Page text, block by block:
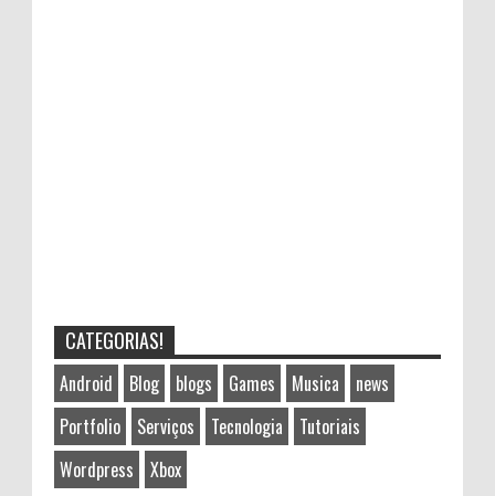
CATEGORIAS!
Android Blog blogs Games Musica
news
Portfolio
Serviços Tecnologia
Tutoriais
Wordpress
Xbox